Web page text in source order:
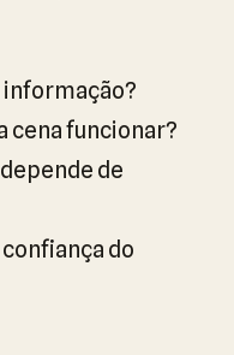
informação?
cena funcionar?
de
do